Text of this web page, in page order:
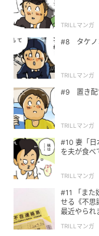
TRILLマンガ
#8 タケノ
TRILLマンガ
#9 置き配
TRILLマンガ
#10 妻「日
を夫が食べ
TRILLマンガ
#11 「また
せる《不思
最近やられ
TRILLマンガ